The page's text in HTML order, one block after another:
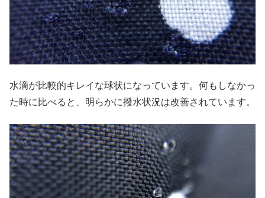
水滴が比較的キレイな球状になっています。何もしなかっ
た時に比べると、明らかに撥水状況は改善されています。